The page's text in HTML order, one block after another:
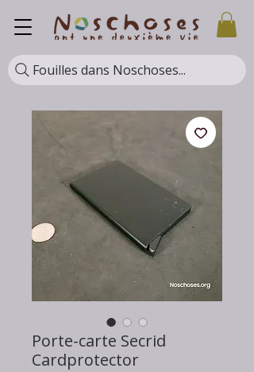
Fouilles dans Noschoses...
Porte-carte Secrid
Cardprotector